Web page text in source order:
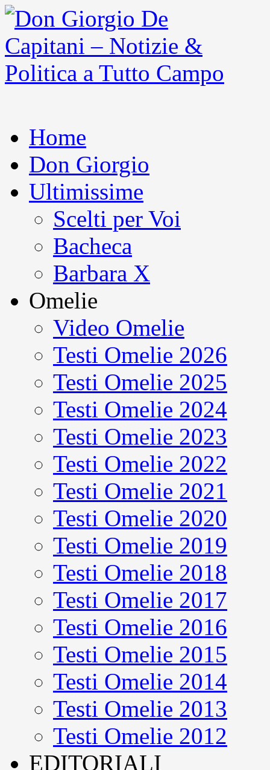
Home
Don Giorgio
Ultimissime
Scelti per Voi
Bacheca
Barbara X
Omelie
Video Omelie
Testi Omelie 2026
Testi Omelie 2025
Testi Omelie 2024
Testi Omelie 2023
Testi Omelie 2022
Testi Omelie 2021
Testi Omelie 2020
Testi Omelie 2019
Testi Omelie 2018
Testi Omelie 2017
Testi Omelie 2016
Testi Omelie 2015
Testi Omelie 2014
Testi Omelie 2013
Testi Omelie 2012
EDITORIALI